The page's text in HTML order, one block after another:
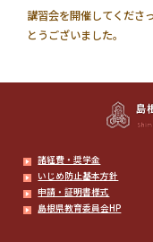
講習会を開催してくださ
とうございました。
諸経費・奨学金
いじめ防止基本方針
申請・証明書様式
島根県教育委員会HP